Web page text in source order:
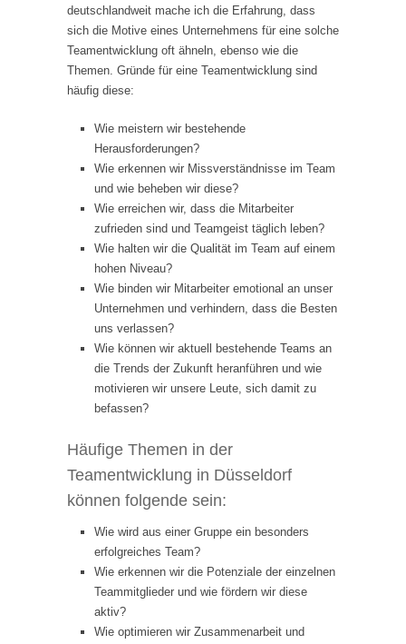
deutschlandweit mache ich die Erfahrung, dass
sich die Motive eines Unternehmens für eine solche
Teamentwicklung oft ähneln, ebenso wie die
Themen. Gründe für eine Teamentwicklung sind
häufig diese:
Wie meistern wir bestehende
Herausforderungen?
Wie erkennen wir Missverständnisse im Team
und wie beheben wir diese?
Wie erreichen wir, dass die Mitarbeiter
zufrieden sind und Teamgeist täglich leben?
Wie halten wir die Qualität im Team auf einem
hohen Niveau?
Wie binden wir Mitarbeiter emotional an unser
Unternehmen und verhindern, dass die Besten
uns verlassen?
Wie können wir aktuell bestehende Teams an
die Trends der Zukunft heranführen und wie
motivieren wir unsere Leute, sich damit zu
befassen?
Häufige Themen in der
Teamentwicklung in Düsseldorf
können folgende sein:
Wie wird aus einer Gruppe ein besonders
erfolgreiches Team?
Wie erkennen wir die Potenziale der einzelnen
Teammitglieder und wie fördern wir diese
aktiv?
Wie optimieren wir Zusammenarbeit und